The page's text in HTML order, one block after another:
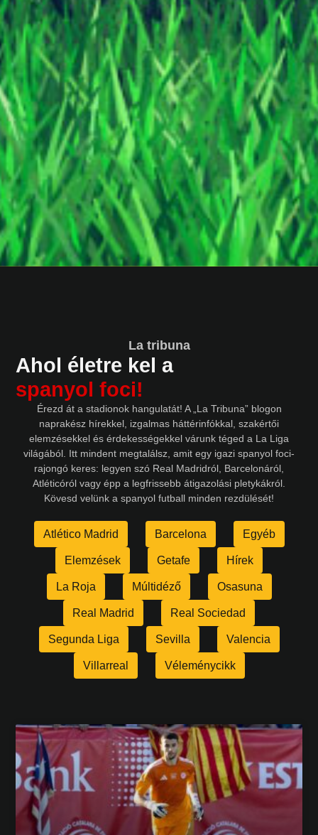
La tribuna
Ahol életre kel a
spanyol foci!
Érezd át a stadionok hangulatát! A „La Tribuna” blogon
naprakész hírekkel, izgalmas háttérinfókkal, szakértői
elemzésekkel és érdekességekkel várunk téged a La Liga
világából. Itt mindent megtalálsz, amit egy igazi spanyol foci-
rajongó keres: legyen szó Real Madridról, Barcelonáról,
Atléticóról vagy épp a legfrissebb átigazolási pletykákról.
Kövesd velünk a spanyol futball minden rezdülését!
Atlético Madrid Barcelona Egyéb
Elemzések Getafe Hírek
La Roja Múltidéző Osasuna
Real Madrid Real Sociedad
Segunda Liga Sevilla Valencia
Villarreal Véleménycikk